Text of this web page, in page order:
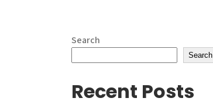
Search
Search
Recent Posts